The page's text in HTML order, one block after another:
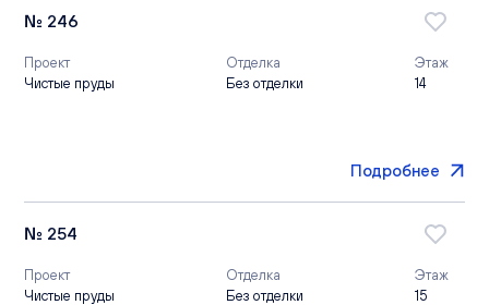
№ 246
Проект
Чистые пруды
Отделка
Без отделки
Этаж
14
Подробнее
№ 254
Проект
Чистые пруды
Отделка
Без отделки
Этаж
15